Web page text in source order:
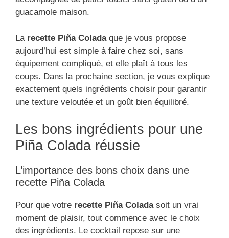
guacamole maison.
La recette Piña Coladaque je vous propose
aujourd’hui est simple à faire chez soi, sans
équipement compliqué, et elle plaît à tous les
coups. Dans la prochaine section, je vous explique
exactement quels ingrédients choisir pour garantir
une texture veloutée et un goût bien équilibré.
Les bons ingrédients pour une
Piña Colada réussie
L’importance des bons choix dans une
recette Piña Colada
Pour que votre recette Piña Coladasoit un vrai
moment de plaisir, tout commence avec le choix
des ingrédients. Le cocktail repose sur une